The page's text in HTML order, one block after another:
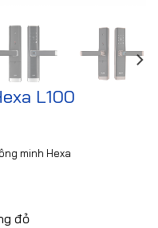
L100
minh Hexa
đỏ